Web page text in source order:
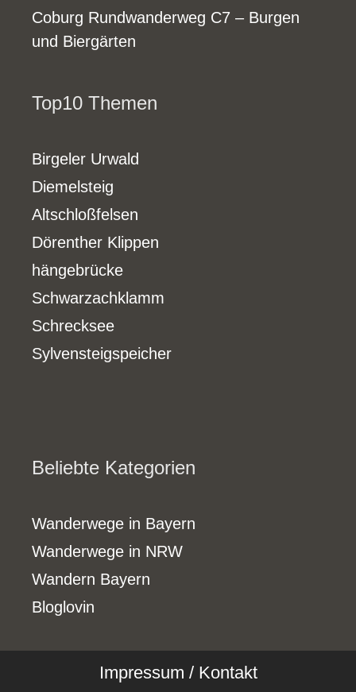
Coburg Rundwanderweg C7 – Burgen
und Biergärten
Top10 Themen
Birgeler Urwald
Diemelsteig
Altschloßfelsen
Dörenther Klippen
hängebrücke
Schwarzachklamm
Schrecksee
Sylvensteigspeicher
Beliebte Kategorien
Wanderwege in Bayern
Wanderwege in NRW
Wandern Bayern
Bloglovin
Impressum / Kontakt